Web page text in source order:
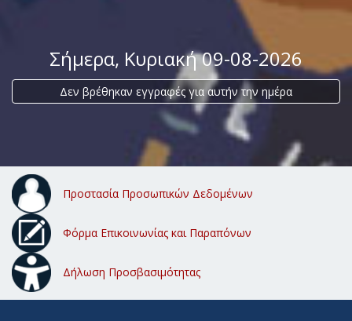
Σήμερα, Κυριακή 09-08-2026
Δεν βρέθηκαν εγγραφές για αυτήν την ημέρα
Προστασία Προσωπικών Δεδομένων
Φόρμα Επικοινωνίας και Παραπόνων
Δήλωση Προσβασιμότητας